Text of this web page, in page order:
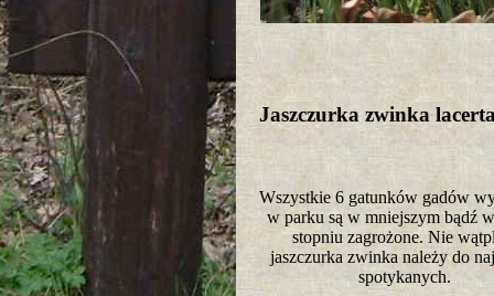
Jaszczurka zwinka
Wszystkie 6 gatunków gadów
w parku są w mniejszym bądź
stopniu zagrożone. Nie
jaszczurka zwinka należy do
spotykanych.